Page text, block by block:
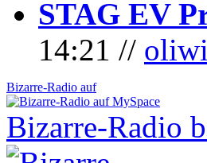
STAG EV
14:21 //
Bizarre-Radio auf
Bizarre-Radio